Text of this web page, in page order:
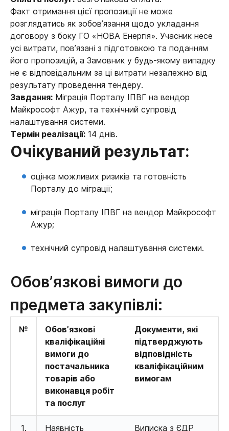
Факт отримання цієї пропозиції не може
розглядатись як зобов’язання щодо укладання
договору з боку ГО «НОВА Енергія». Учасник несе
усі витрати, пов’язані з підготовкою та поданням
його пропозицій, а Замовник у будь-якому випадку
не є відповідальним за ці витрати незалежно від
результату проведення тендеру.
Завдання: Міграція Порталу ІПВГ на вендор
Майкрософт Ажур, та технічний супровід
налаштування системи.
Термін реалізації: 14 днів.
Очікуваний результат:
оцінка можливих ризиків та готовність
Порталу до міграції;
міграція Порталу ІПВГ на вендор Майкрософт
Ажур;
технічний супровід налаштування системи.
Обов’язкові вимоги до
предмета закупівлі:
№
Обов’язкові
кваліфікаційні
вимоги до
постачальника
товарів або
виконавця робіт
та послуг
Документи, які
підтверджують
відповідність
кваліфікаційним
вимогам
1.
Наявність
Виписка з ЄДР